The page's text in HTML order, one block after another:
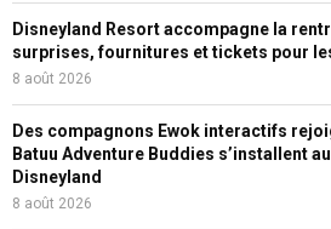
Disneyland Resort accompagne la
surprises, fournitures et tickets pour
8 août 2026
Des compagnons Ewok interactifs
Batuu Adventure Buddies s’installent
Disneyland
8 août 2026